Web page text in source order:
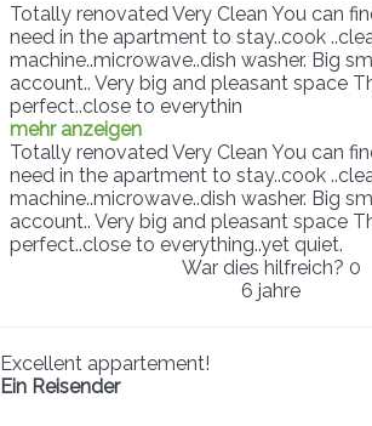
Totally renovated Very Clean You can
need in the apartment to stay..cook
machine..microwave..dish washer. Big
account.. Very big and pleasant space
perfect..close to everythin
mehr anzeigen
Totally renovated Very Clean You can
need in the apartment to stay..cook
machine..microwave..dish washer. Big
account.. Very big and pleasant space
perfect..close to everything..yet quiet.
War dies hilfreich? 0
6 jahre
Excellent appartement!
Ein Reisender